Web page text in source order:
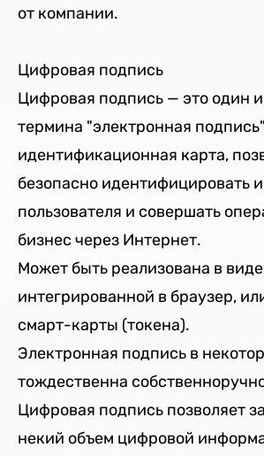
от компании.
Цифровая подпись
Цифровая подпись — это один
термина "электронная
идентификационная карта,
безопасно идентифицировать
пользователя и совершать
бизнес через Интернет.
Может быть реализована в
интегрированной в браузер,
смарт-карты (токена).
Электронная подпись в
тождественна
Цифровая подпись позволяет
некий объем цифровой